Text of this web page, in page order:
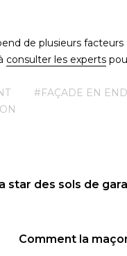
de plusieurs
consulter les experts
#FAÇADE EN
star des sols de
Comment la